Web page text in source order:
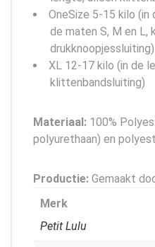
OneSize 5-15 kilo
de maten S, M en L,
drukknoopjessluiting)
XL 12-17 kilo (in de
klittenbandsluiting)
Materiaal: 100%
polyurethaan) en
Productie: Gemaakt
Merk
Petit Lulu